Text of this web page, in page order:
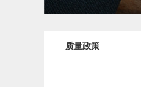
质量政策